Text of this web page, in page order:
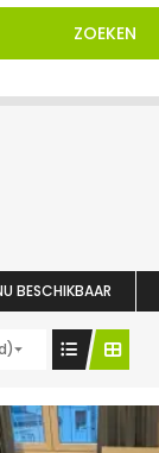
ZOEKEN
BESCHIKBAAR